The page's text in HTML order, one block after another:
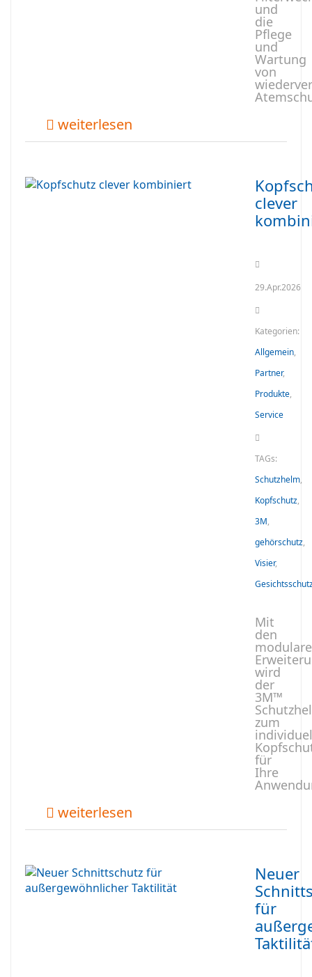
und
die
Pflege
und
Wartung
von
weiterlesen
clever
29.Apr.2026
Kategorien:
Allgemein,
Partner,
Produkte,
Service
TAGs:
Schutzhelm,
Kopfschutz,
3M,
gehörschutz,
Visier,
Mit
den
wird
der
3M™
zum
für
Ihre
weiterlesen
Neuer
für